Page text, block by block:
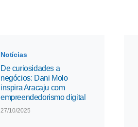
Notícias
De curiosidades a
negócios: Dani Molo
inspira Aracaju com
empreendedorismo digital
27/10/2025